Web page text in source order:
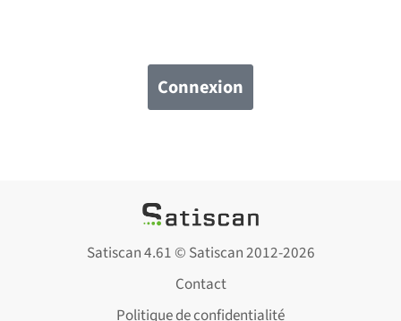
Satiscan 4.61 © Satiscan2012-2026
Contact
Politique de confidentialité